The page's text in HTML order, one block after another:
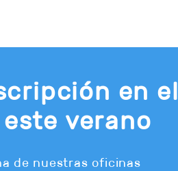
en el
verano
de nuestras oficinas